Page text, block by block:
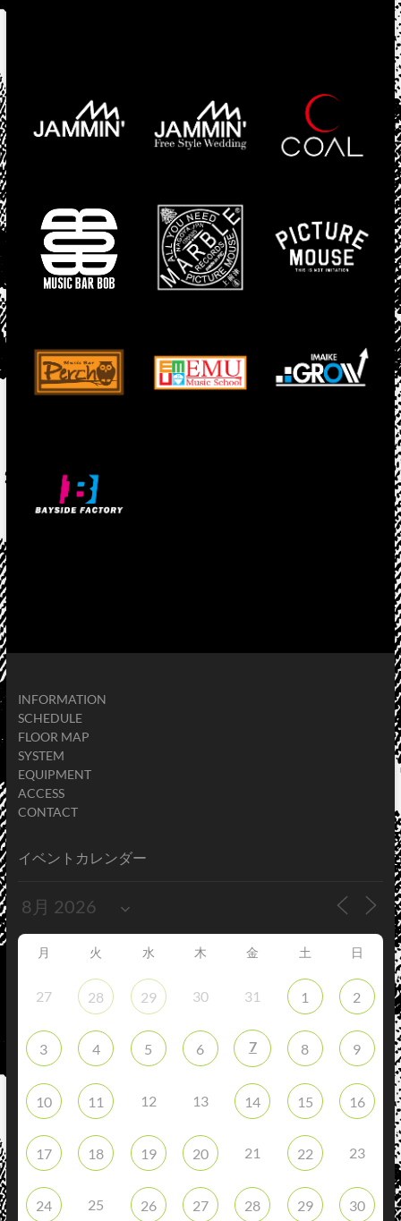
INFORMATION
SCHEDULE
FLOOR MAP
SYSTEM
EQUIPMENT
ACCESS
CONTACT
イベントカレンダー
月 火 水 木 金 土 日
27 28 29 30 31 1 2
3 4 5 6 7 8 9
10 11 12 13 14 15 16
17 18 19 20 21 22 23
24 25 26 27 28 29 30